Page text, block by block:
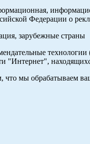
Федерации о
зарубежные страны
"Интернет",
что мы обрабатываем